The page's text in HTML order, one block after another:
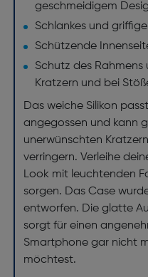
geschmeidigem
Schlankes und
Schützende
Schutz des Rahmens
Kratzern und bei
Das weiche Silikon
angegossen und kann
unerwünschten
verringern. Verleihe
Look mit leuchtenden
sorgen. Das Case
entworfen. Die glatte
sorgt für einen
Smartphone gar nicht
möchtest.